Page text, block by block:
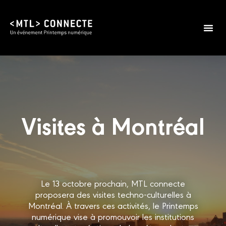
Visites à Montréal
Le 13 octobre prochain, MTL connecte
proposera des visites techno-culturelles à
Montréal. À travers ces activités, le Printemps
numérique vise à promouvoir les institutions